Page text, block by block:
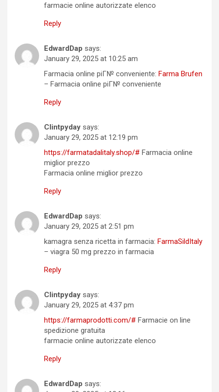
farmacie online autorizzate elenco
Reply
EdwardDap says:
January 29, 2025 at 10:25 am
Farmacia online piГ№ conveniente: Farma Brufen
– Farmacia online piГ№ conveniente
Reply
Clintpyday says:
January 29, 2025 at 12:19 pm
https://farmatadalitaly.shop/# Farmacia online
miglior prezzo
Farmacia online miglior prezzo
Reply
EdwardDap says:
January 29, 2025 at 2:51 pm
kamagra senza ricetta in farmacia: FarmaSildItaly
– viagra 50 mg prezzo in farmacia
Reply
Clintpyday says:
January 29, 2025 at 4:37 pm
https://farmaprodotti.com/# Farmacie on line
spedizione gratuita
farmacie online autorizzate elenco
Reply
EdwardDap says: